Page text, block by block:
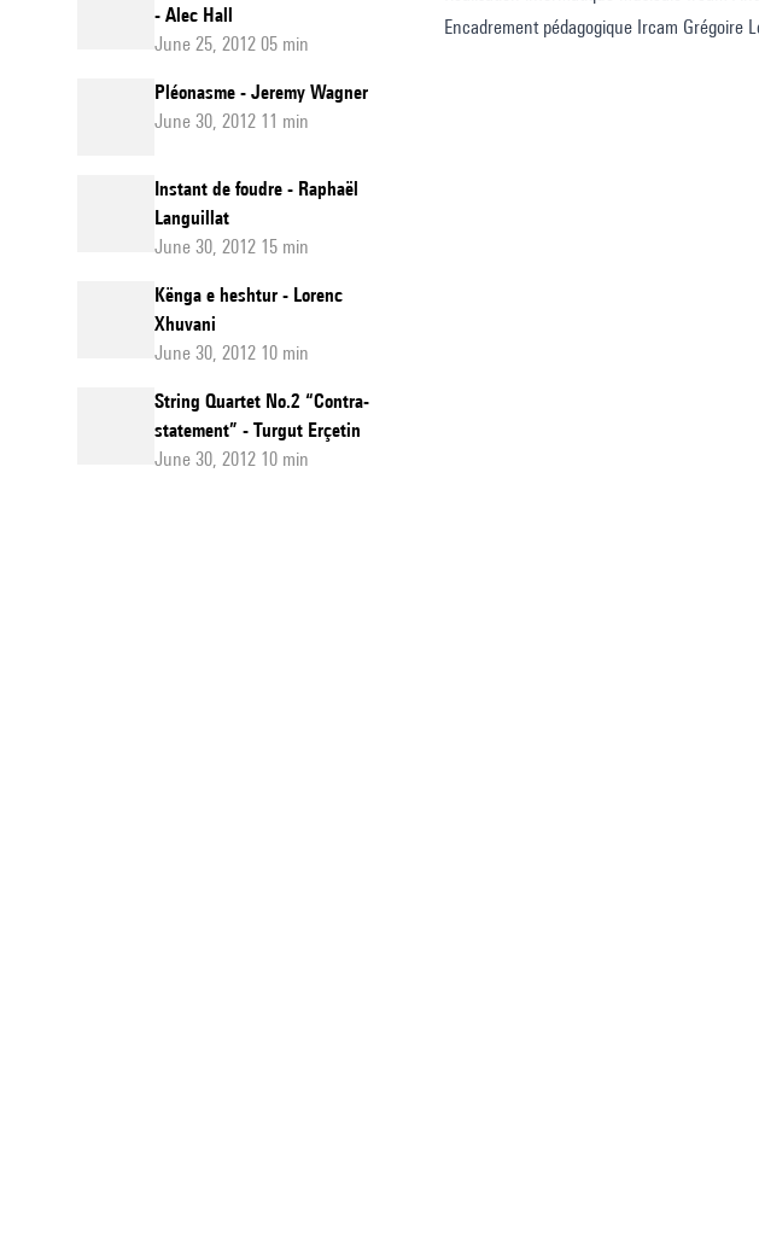
- Alec Hall
June 25, 2012 05 min
Pléonasme - Jeremy Wagner
June 30, 2012 11 min
Instant de foudre - Raphaël
Languillat
June 30, 2012 15 min
Kënga e heshtur - Lorenc
Xhuvani
June 30, 2012 10 min
String Quartet No.2 “Contra-
statement” - Turgut Erçetin
June 30, 2012 10 min
Encadrement pédagogique Ircam Grégoire